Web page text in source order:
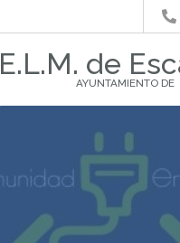
E.L.M. de
AYUNTAMIENTO DE